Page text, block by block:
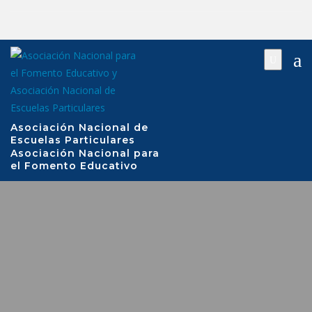
contenido
Asociación Nacional de
Escuelas Particulares
Asociación Nacional para
el Fomento Educativo